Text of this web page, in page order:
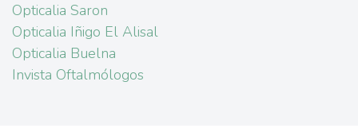
Opticalia Saron
Opticalia Iñigo El Alisal
Opticalia Buelna
Invista Oftalmólogos